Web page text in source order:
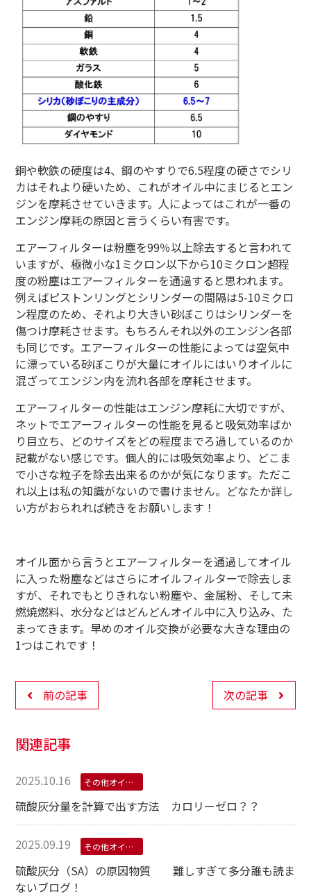
銅や軟鉄の硬度は4、鋼のやすりで6.5程度の硬さでシリ
カはそれより硬いため、これがオイル中にまじるとエン
ジンを摩耗させていきます。人によってはこれが一番の
エンジン摩耗の原因と言うくらい有害です。
エアーフィルターは粉塵を99％以上除去すると言われて
いますが、極微小な1ミクロン以下から10ミクロン超程
度の粉塵はエアーフィルターを通過すると思われます。
例えばピストンリングとシリンダーの間隔は5-10ミクロ
ン程度のため、それより大きい砂ぼこりはシリンダーを
傷つけ摩耗させます。もちろんそれ以外のエンジン各部
も同じです。エアーフィルターの性能によっては空気中
に漂っている砂ぼこりが大量にオイルにはいりオイルに
混ざってエンジン内を流れ各部を摩耗させます。
エアーフィルターの性能はエンジン摩耗に大切ですが、
ネットでエアーフィルターの性能を見ると吸気効率ばか
り目立ち、どのサイズをどの程度までろ過しているのか
記載がない感じです。個人的には吸気効率より、どこま
で小さな粒子を除去出来るのかが気になります。ただこ
れ以上は私の知識がないので書けません。どなたか詳し
い方がおられれば続きをお願いします！
オイル面から言うとエアーフィルターを通過してオイル
に入った粉塵などはさらにオイルフィルターで除去しま
すが、それでもとりきれない粉塵や、金属粉、そして未
燃焼燃料、水分などはどんどんオイル中に入り込み、た
まってきます。早めのオイル交換が必要な大きな理由の
1つはこれです！
前の記事 次の記事
関連記事
2025.10.16 その他オイル学
硫酸灰分量を計算で出す方法 カロリーゼロ？？
2025.09.19 その他オイル学
硫酸灰分（SA）の原因物質 難しすぎて多分誰も読ま
ないブログ！